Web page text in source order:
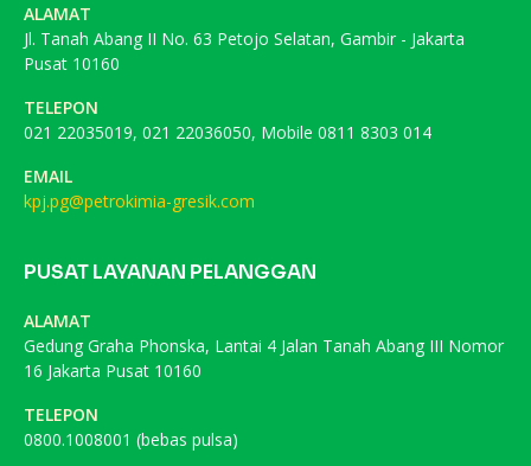
ALAMAT
Jl. Tanah Abang II No. 63 Petojo Selatan, Gambir - Jakarta
Pusat 10160
TELEPON
021 22035019, 021 22036050, Mobile 0811 8303 014
EMAIL
kpj.pg@petrokimia-gresik.com
PUSAT LAYANAN PELANGGAN
ALAMAT
Gedung Graha Phonska, Lantai 4 Jalan Tanah Abang III Nomor
16 Jakarta Pusat 10160
TELEPON
0800.1008001 (bebas pulsa)